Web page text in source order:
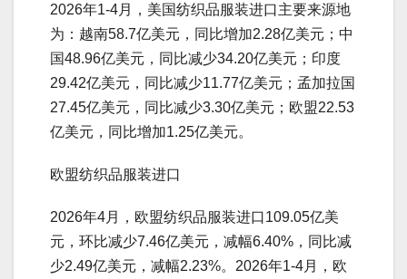
2026年1-4月，美国纺织品服装进口主要来源地
为：越南58.7亿美元，同比增加2.28亿美元；中
国48.96亿美元，同比减少34.20亿美元；印度
29.42亿美元，同比减少11.77亿美元；孟加拉国
27.45亿美元，同比减少3.30亿美元；欧盟22.53
亿美元，同比增加1.25亿美元。
欧盟纺织品服装进口
2026年4月，欧盟纺织品服装进口109.05亿美
元，环比减少7.46亿美元，减幅6.40%，同比减
少2.49亿美元，减幅2.23%。2026年1-4月，欧